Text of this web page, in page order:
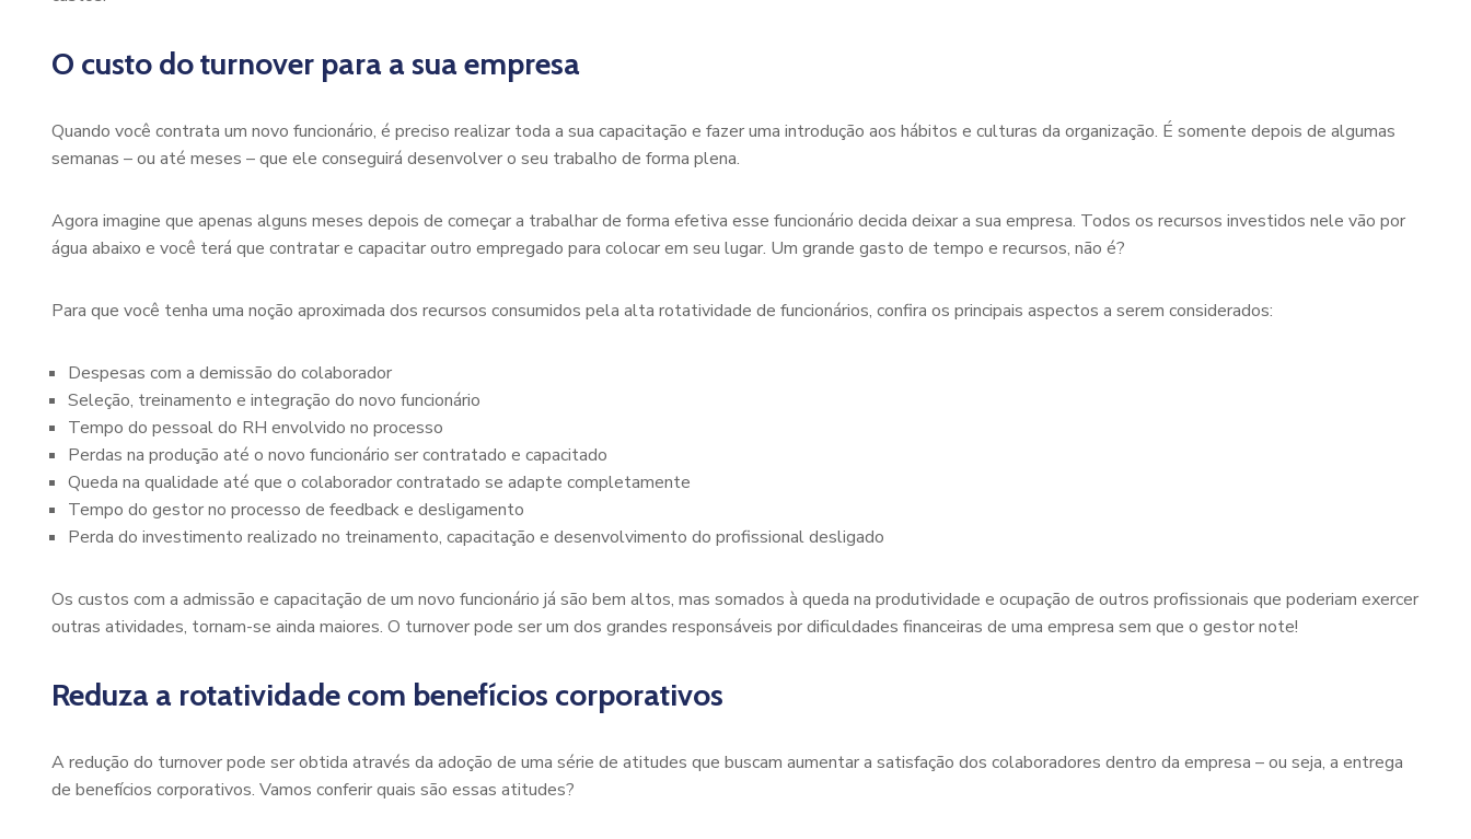
O custo do turnover para a sua empresa
Quando você contrata um novo funcionário, é preciso realizar toda a sua capacitação e fazer uma introdução aos hábitos e culturas da organização. É somente depois de algumas
semanas – ou até meses – que ele conseguirá desenvolver o seu trabalho de forma plena.
Agora imagine que apenas alguns meses depois de começar a trabalhar de forma efetiva esse funcionário decida deixar a sua empresa. Todos os recursos investidos nele vão por
água abaixo e você terá que contratar e capacitar outro empregado para colocar em seu lugar. Um grande gasto de tempo e recursos, não é?
Para que você tenha uma noção aproximada dos recursos consumidos pela alta rotatividade de funcionários, confira os principais aspectos a serem considerados:
Despesas com a demissão do colaborador
Seleção, treinamento e integração do novo funcionário
Tempo do pessoal do RH envolvido no processo
Perdas na produção até o novo funcionário ser contratado e capacitado
Queda na qualidade até que o colaborador contratado se adapte completamente
Tempo do gestor no processo de feedback e desligamento
Perda do investimento realizado no treinamento, capacitação e desenvolvimento do profissional desligado
Os custos com a admissão e capacitação de um novo funcionário já são bem altos, mas somados à queda na produtividade e ocupação de outros profissionais que poderiam exercer
outras atividades, tornam-se ainda maiores. O turnover pode ser um dos grandes responsáveis por dificuldades financeiras de uma empresa sem que o gestor note!
Reduza a rotatividade com benefícios corporativos
A redução do turnover pode ser obtida através da adoção de uma série de atitudes que buscam aumentar a satisfação dos colaboradores dentro da empresa – ou seja, a entrega
de benefícios corporativos. Vamos conferir quais são essas atitudes?